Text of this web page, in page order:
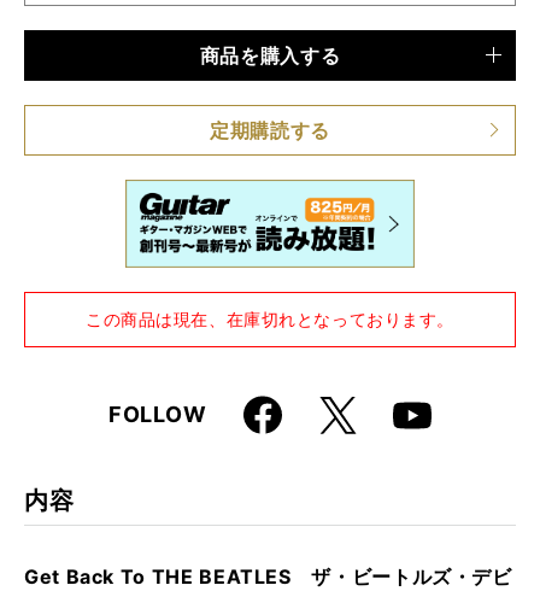
仕様 A4変形判 / 272ページ
商品を購入する
定期購読する
この商品は現在、在庫切れとなっております。
FOLLOWFaceboo
k
X Youtube
内容
Get Back To THE BEATLES ザ・ビートルズ・デビ